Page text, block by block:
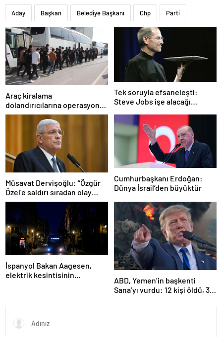
Aday Başkan Belediye Başkanı Chp Parti
Araç kiralama
dolandırıcılarına operasyon:
101 gözaltı
Tek soruyla efsaneleşti:
Steve Jobs işe alacağı
seçiyordu!
Müsavat Dervişoğlu: “Özgür
Özel’e saldırı sıradan olay
değil”
Cumhurbaşkanı Erdoğan:
Dünya İsrail’den büyüktür
İspanyol Bakan Aagesen,
elektrik kesintisinin
ABD, Yemen’in başkenti
Sana’yı vurdu: 12 kişi öldü, 30